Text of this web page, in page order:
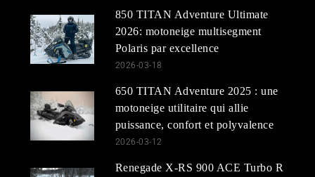
850 TITAN Adventure Ultimate
2026: motoneige multisegment
Polaris par excellence
2026-03-18
650 TITAN Adventure 2025 : une
motoneige utilitaire qui allie
puissance, confort et polyvalence
2026-03-12
Renegade X-RS 900 ACE Turbo R